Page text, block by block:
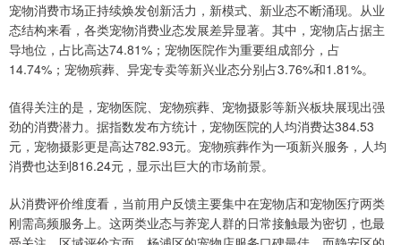
宠物消费市场正持续焕发创新活力，新模式、新业态不断涌现。从业
态结构来看，各类宠物消费业态发展差异显著。其中，宠物店占据主
导地位，占比高达74.81%；宠物医院作为重要组成部分，占
14.74%；宠物殡葬、异宠专卖等新兴业态分别占3.76%和1.81%。
值得关注的是，宠物医院、宠物殡葬、宠物摄影等新兴板块展现出强
劲的消费潜力。据指数发布方统计，宠物医院的人均消费达384.53
元，宠物摄影更是高达782.93元。宠物殡葬作为一项新兴服务，人均
消费也达到816.24元，显示出巨大的市场前景。
从消费评价维度看，当前用户反馈主要集中在宠物店和宠物医疗两类
刚需高频服务上。这两类业态与养宠人群的日常接触最为密切，也最